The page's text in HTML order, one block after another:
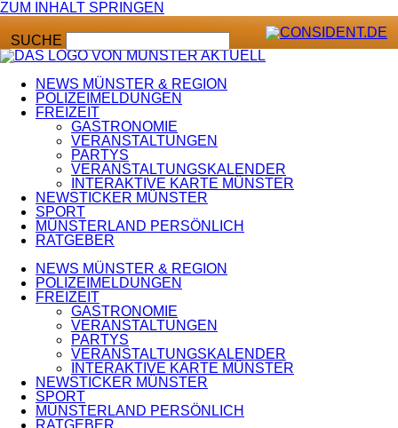
ZUM INHALT SPRINGEN
SUCHE
NEWS MÜNSTER & REGION
POLIZEIMELDUNGEN
FREIZEIT
GASTRONOMIE
VERANSTALTUNGEN
PARTYS
VERANSTALTUNGSKALENDER
INTERAKTIVE KARTE MÜNSTER
NEWSTICKER MÜNSTER
SPORT
MÜNSTERLAND PERSÖNLICH
RATGEBER
NEWS MÜNSTER & REGION
POLIZEIMELDUNGEN
FREIZEIT
GASTRONOMIE
VERANSTALTUNGEN
PARTYS
VERANSTALTUNGSKALENDER
INTERAKTIVE KARTE MÜNSTER
NEWSTICKER MÜNSTER
SPORT
MÜNSTERLAND PERSÖNLICH
RATGEBER